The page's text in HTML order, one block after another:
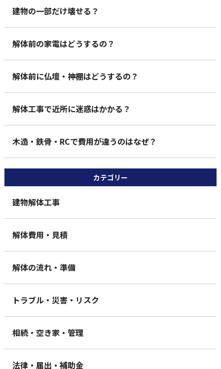
建物の一部だけ壊せる？
解体前の家電はどうするの？
解体前に仏壇・神棚はどうするの？
解体工事で近所に迷惑はかかる？
木造・鉄骨・RCで費用が違うのはなぜ？
カテゴリー
建物解体工事
解体費用・見積
解体の流れ・準備
トラブル・災害・リスク
相続・空き家・管理
法律・届出・補助金